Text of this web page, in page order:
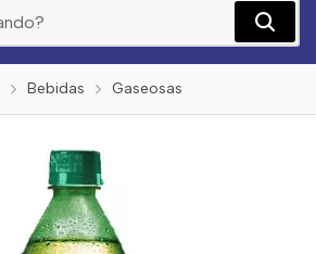
Bebidas Gaseosas